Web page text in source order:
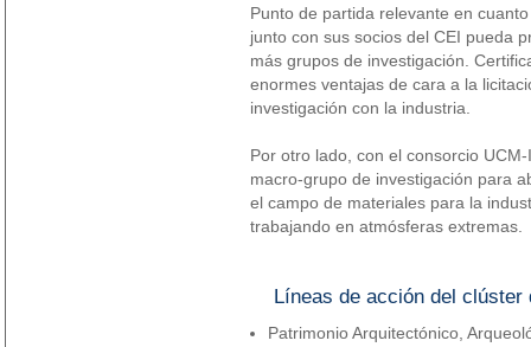
Punto de partida relevante en
junto con sus socios del CEI pueda
más grupos de investigación.
enormes ventajas de cara a la
investigación con la industria.
Por otro lado, con el consorcio
macro-grupo de investigación para
el campo de materiales para la
trabajando en atmósferas extremas.
Líneas de acción del clúster
Patrimonio Arquitectónico,